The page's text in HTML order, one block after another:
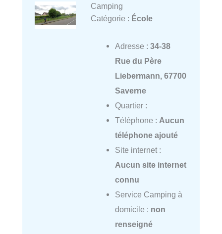
Camping
Catégorie : École
Adresse : 34-38
Rue du Père
Liebermann, 67700
Saverne
Quartier :
Téléphone : Aucun
téléphone ajouté
Site internet :
Aucun site internet
connu
Service Camping à
domicile : non
renseigné